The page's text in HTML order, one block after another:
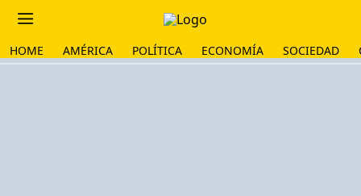
HOME AMÉRICA POLÍTICA ECONOMÍA SOCIEDAD